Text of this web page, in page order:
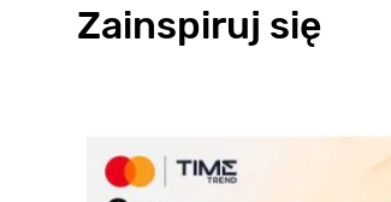
Zainspiruj się